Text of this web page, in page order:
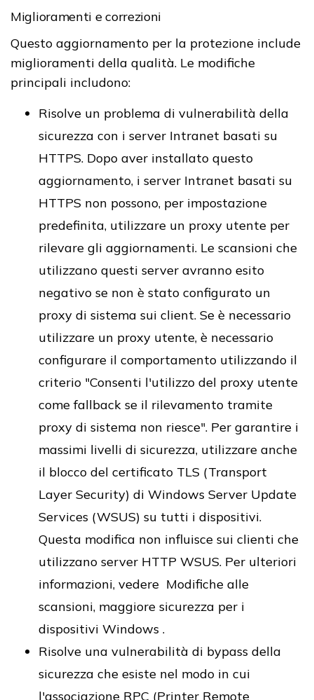
Miglioramenti e correzioni
Questo aggiornamento per la protezione include
miglioramenti della qualità. Le modifiche
principali includono:
Risolve un problema di vulnerabilità della
sicurezza con i server Intranet basati su
HTTPS. Dopo aver installato questo
aggiornamento, i server Intranet basati su
HTTPS non possono, per impostazione
predefinita, utilizzare un proxy utente per
rilevare gli aggiornamenti. Le scansioni che
utilizzano questi server avranno esito
negativo se non è stato configurato un
proxy di sistema sui client. Se è necessario
utilizzare un proxy utente, è necessario
configurare il comportamento utilizzando il
criterio "Consenti l'utilizzo del proxy utente
come fallback se il rilevamento tramite
proxy di sistema non riesce". Per garantire i
massimi livelli di sicurezza, utilizzare anche
il blocco del certificato TLS (Transport
Layer Security) di Windows Server Update
Services (WSUS) su tutti i dispositivi.
Questa modifica non influisce sui clienti che
utilizzano server HTTP WSUS. Per ulteriori
informazioni, vedere Modifiche alle
scansioni, maggiore sicurezza per i
dispositivi Windows .
Risolve una vulnerabilità di bypass della
sicurezza che esiste nel modo in cui
l'associazione RPC (Printer Remote